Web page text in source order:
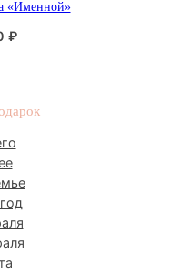
«Именной»
₽